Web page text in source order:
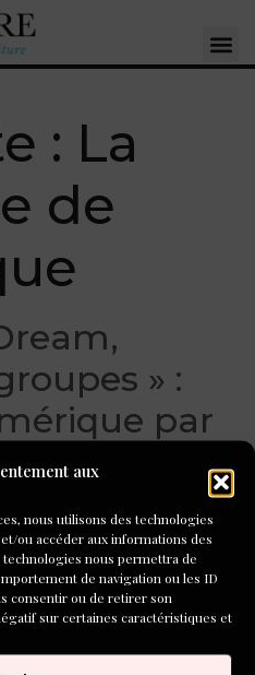
aux
nous utilisons des technologies
ou accéder aux informations des
nous permettra de
de navigation ou les ID
consentir ou de retirer son
sur certaines caractéristiques et
: La
de
» :
par